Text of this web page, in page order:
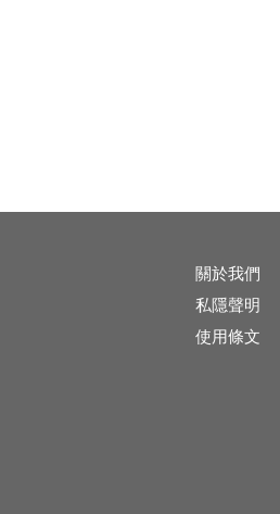
關於我們
私隱聲明
使用條文